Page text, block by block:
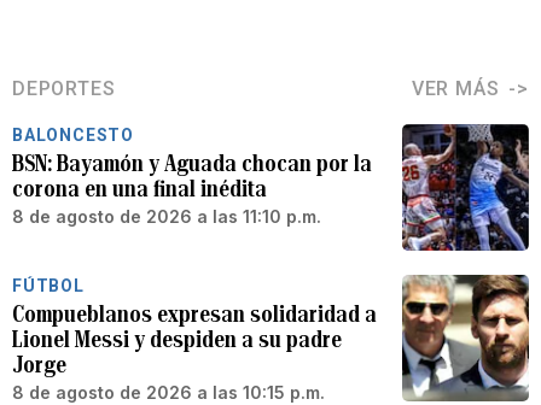
DEPORTES VER MÁS
BALONCESTO
BSN: Bayamón y Aguada chocan por la
corona en una final inédita
8 de agosto de 2026 a las 11:10 p.m.
FÚTBOL
Compueblanos expresan solidaridad a
Lionel Messi y despiden a su padre
Jorge
8 de agosto de 2026 a las 10:15 p.m.